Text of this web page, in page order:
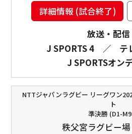
詳細情報 (試合終了)
放送・配信
J SPORTS 4
／ テ
J SPORTSオン
NTTジャパンラグビー リーグワン
ト
準決勝 (D1-
秩父宮ラグビー